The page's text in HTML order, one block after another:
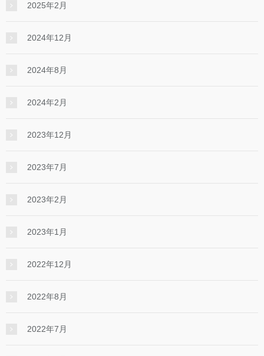
2025年2月
2024年12月
2024年8月
2024年2月
2023年12月
2023年7月
2023年2月
2023年1月
2022年12月
2022年8月
2022年7月